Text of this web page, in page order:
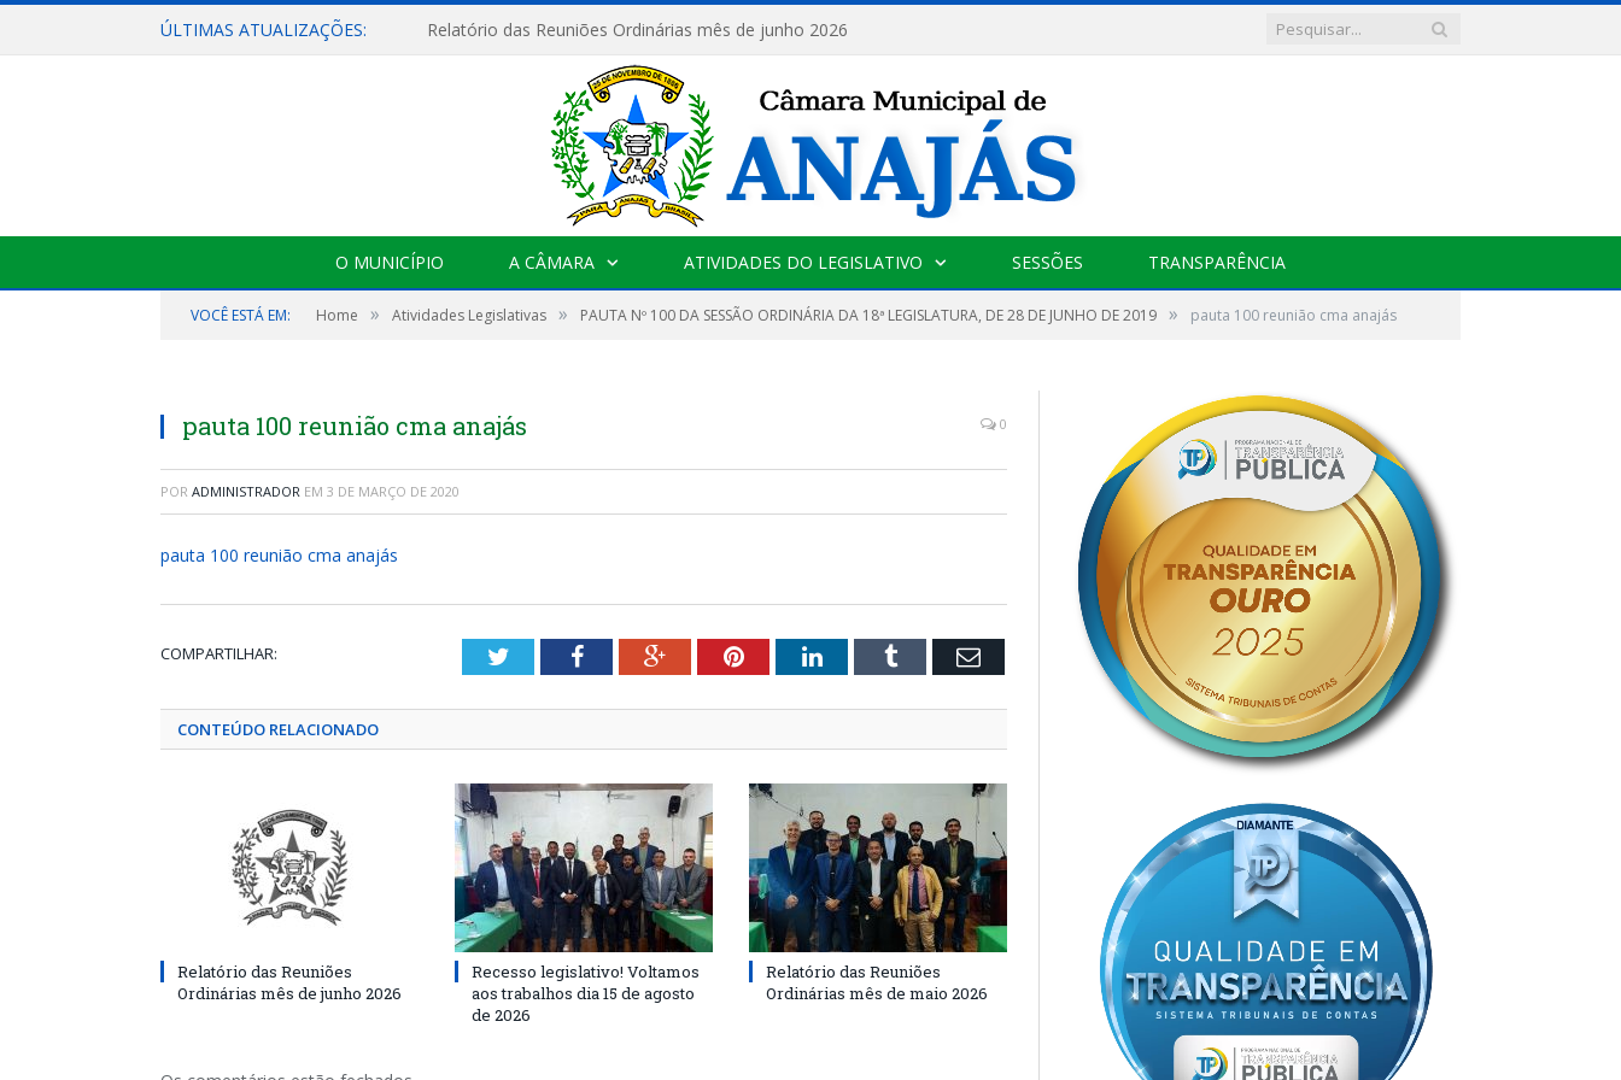
ÚLTIMAS ATUALIZAÇÕES: Relatório das Reuniões Ordinárias mês de junho 2026
O MUNICÍPIO A CÂMARA ATIVIDADES DO LEGISLATIVO SESSÕES TRANSPARÊNCIA
VOCÊ ESTÁ EM: Home » Atividades Legislativas » PAUTA Nº 100 DA SESSÃO ORDINÁRIA DA 18ª LEGISLATURA, DE 28 DE JUNHO DE 2019 » pauta 100 reunião cma anajás
pauta 100 reunião cma anajás 0
POR ADMINISTRADOR EM 3 DE MARÇO DE 2020
pauta 100 reunião cma anajás
COMPARTILHAR: TwitterFacebookGoogle+PinterestLinkedInTumblr Email
CONTEÚDO RELACIONADO
Relatório das Reuniões
Ordinárias mês de junho 2026
Recesso legislativo! Voltamos
aos trabalhos dia 15 de agosto
de 2026
Relatório das Reuniões
Ordinárias mês de maio 2026